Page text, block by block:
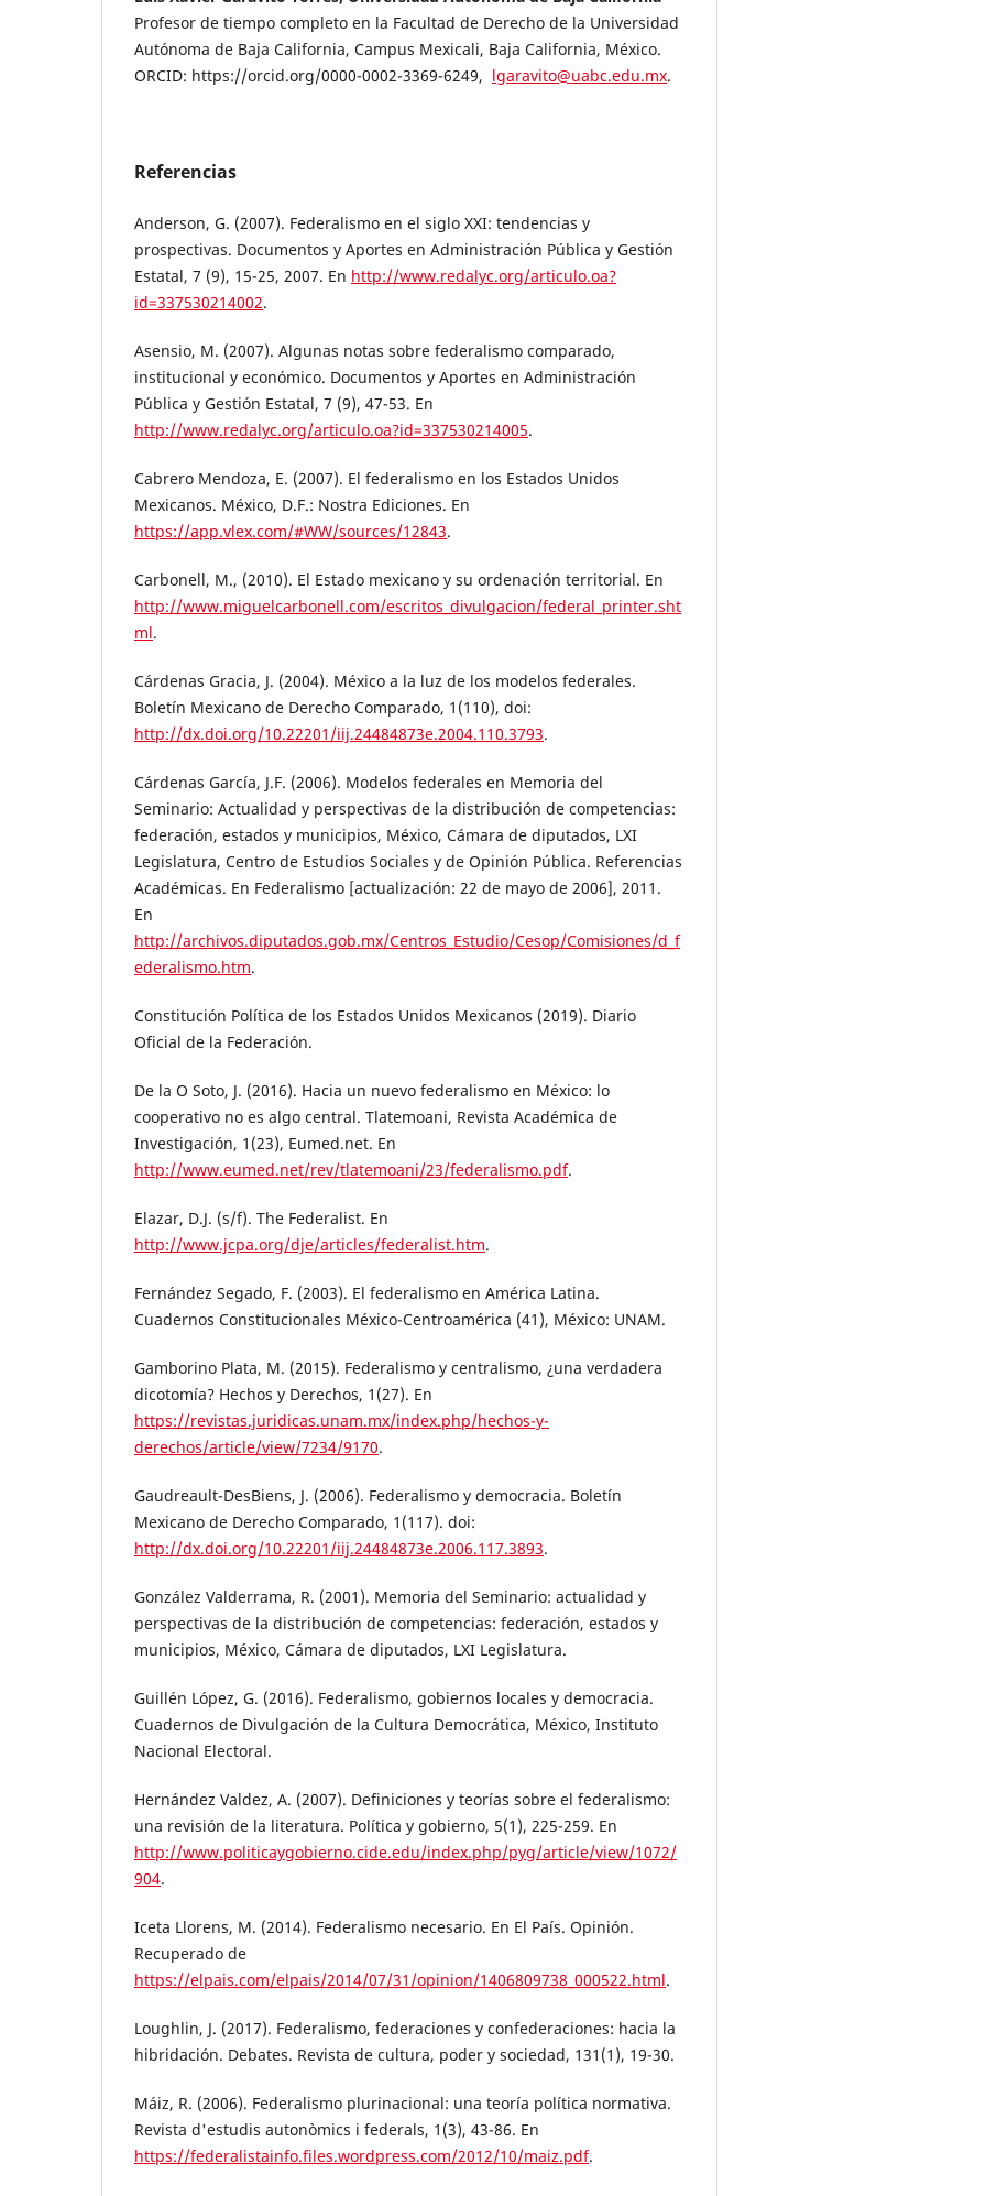
Profesor de tiempo completo en la Facultad de Derecho de la Universidad
Autónoma de Baja California, Campus Mexicali, Baja California, México.
ORCID: https://orcid.org/0000-0002-3369-6249, lgaravito@uabc.edu.mx.
Referencias
Anderson, G. (2007). Federalismo en el siglo XXI: tendencias y
prospectivas. Documentos y Aportes en Administración Pública y Gestión
Estatal, 7 (9), 15-25, 2007. En http://www.redalyc.org/articulo.oa?
id=337530214002.
Asensio, M. (2007). Algunas notas sobre federalismo comparado,
institucional y económico. Documentos y Aportes en Administración
Pública y Gestión Estatal, 7 (9), 47-53. En
http://www.redalyc.org/articulo.oa?id=337530214005.
Cabrero Mendoza, E. (2007). El federalismo en los Estados Unidos
Mexicanos. México, D.F.: Nostra Ediciones. En
https://app.vlex.com/#WW/sources/12843.
Carbonell, M., (2010). El Estado mexicano y su ordenación territorial. En
http://www.miguelcarbonell.com/escritos_divulgacion/federal_printer.sht
ml.
Cárdenas Gracia, J. (2004). México a la luz de los modelos federales.
Boletín Mexicano de Derecho Comparado, 1(110), doi:
http://dx.doi.org/10.22201/iij.24484873e.2004.110.3793.
Cárdenas García, J.F. (2006). Modelos federales en Memoria del
Seminario: Actualidad y perspectivas de la distribución de competencias:
federación, estados y municipios, México, Cámara de diputados, LXI
Legislatura, Centro de Estudios Sociales y de Opinión Pública. Referencias
Académicas. En Federalismo [actualización: 22 de mayo de 2006], 2011.
En
http://archivos.diputados.gob.mx/Centros_Estudio/Cesop/Comisiones/d_f
ederalismo.htm.
Constitución Política de los Estados Unidos Mexicanos (2019). Diario
Oficial de la Federación.
De la O Soto, J. (2016). Hacia un nuevo federalismo en México: lo
cooperativo no es algo central. Tlatemoani, Revista Académica de
Investigación, 1(23), Eumed.net. En
http://www.eumed.net/rev/tlatemoani/23/federalismo.pdf.
Elazar, D.J. (s/f). The Federalist. En
http://www.jcpa.org/dje/articles/federalist.htm.
Fernández Segado, F. (2003). El federalismo en América Latina.
Cuadernos Constitucionales México-Centroamérica (41), México: UNAM.
Gamborino Plata, M. (2015). Federalismo y centralismo, ¿una verdadera
dicotomía? Hechos y Derechos, 1(27). En
https://revistas.juridicas.unam.mx/index.php/hechos-y-
derechos/article/view/7234/9170.
Gaudreault-DesBiens, J. (2006). Federalismo y democracia. Boletín
Mexicano de Derecho Comparado, 1(117). doi:
http://dx.doi.org/10.22201/iij.24484873e.2006.117.3893.
González Valderrama, R. (2001). Memoria del Seminario: actualidad y
perspectivas de la distribución de competencias: federación, estados y
municipios, México, Cámara de diputados, LXI Legislatura.
Guillén López, G. (2016). Federalismo, gobiernos locales y democracia.
Cuadernos de Divulgación de la Cultura Democrática, México, Instituto
Nacional Electoral.
Hernández Valdez, A. (2007). Definiciones y teorías sobre el federalismo:
una revisión de la literatura. Política y gobierno, 5(1), 225-259. En
http://www.politicaygobierno.cide.edu/index.php/pyg/article/view/1072/
904.
Iceta Llorens, M. (2014). Federalismo necesario. En El País. Opinión.
Recuperado de
https://elpais.com/elpais/2014/07/31/opinion/1406809738_000522.html.
Loughlin, J. (2017). Federalismo, federaciones y confederaciones: hacia la
hibridación. Debates. Revista de cultura, poder y sociedad, 131(1), 19-30.
Máiz, R. (2006). Federalismo plurinacional: una teoría política normativa.
Revista d'estudis autonòmics i federals, 1(3), 43-86. En
https://federalistainfo.files.wordpress.com/2012/10/maiz.pdf.